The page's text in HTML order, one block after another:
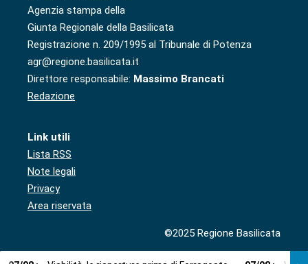
Agenzia stampa della
Giunta Regionale della Basilicata
Registrazione n. 209/1995 al Tribunale di Potenza
agr@regione.basilicata.it
Direttore responsabile: Massimo Brancati
Redazione
Link utili
Lista RSS
Note legali
Privacy
Area riservata
©2025 Regione Basilicata